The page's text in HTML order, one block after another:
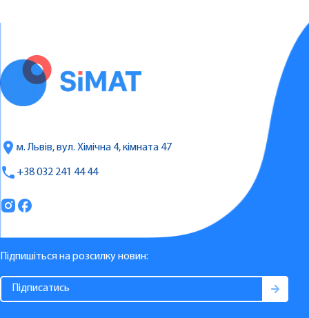
м. Львів, вул. Хімічна 4, кімната 47
+38 032 241 44 44
Підпишіться на розсилку новин: